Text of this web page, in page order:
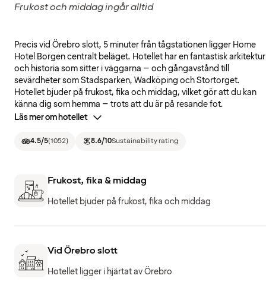
Frukost och middag ingår alltid
Precis vid Örebro slott, 5 minuter från tågstationen ligger Home
Hotel Borgen centralt beläget. Hotellet har en fantastisk arkitektur
och historia som sitter i väggarna – och gångavstånd till
sevärdheter som Stadsparken, Wadköping och Stortorget.
Hotellet bjuder på frukost, fika och middag, vilket gör att du kan
känna dig som hemma – trots att du är på resande fot.
Läs mer om hotellet
4.5/5(1052) 8.6/10Sustainability rating
Frukost, fika & middag
Hotellet bjuder på frukost, fika och middag
Vid Örebro slott
Hotellet ligger i hjärtat av Örebro